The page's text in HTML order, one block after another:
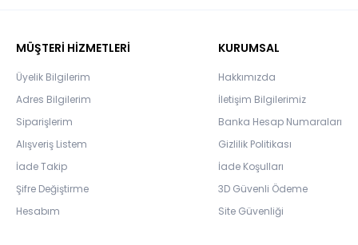
MÜŞTERİ HİZMETLERİ
Üyelik Bilgilerim
Adres Bilgilerim
Siparişlerim
Alışveriş Listem
İade Takip
Şifre Değiştirme
Hesabım
KURUMSAL
Hakkımızda
İletişim Bilgilerimiz
Banka Hesap Numaraları
Gizlilik Politikası
İade Koşulları
3D Güvenli Ödeme
Site Güvenliği